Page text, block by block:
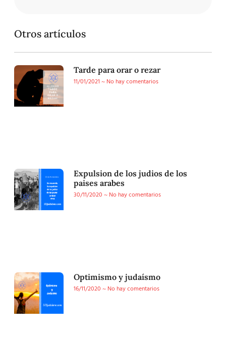
Otros artículos
Tarde para orar o rezar
11/01/2021
No hay comentarios
Expulsion de los judios de los
paises arabes
30/11/2020
No hay comentarios
Optimismo y judaísmo
16/11/2020
No hay comentarios